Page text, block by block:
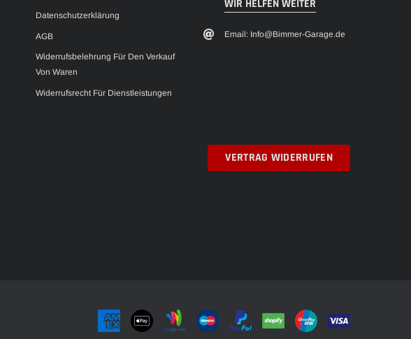
Datenschutzerklärung
AGB
Widerrufsbelehrung Für Den Verkauf
Von Waren
Widerrufsrecht Für Dienstleistungen
WIR HELFEN WEITER
Email: Info@Bimmer-Garage.de
VERTRAG WIDERRUFEN